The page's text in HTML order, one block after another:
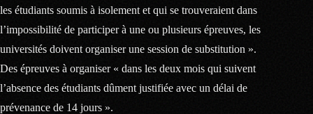
les étudiants soumis à isolement et qui se trouveraient dans
l’impossibilité de participer à une ou plusieurs épreuves, les
universités doivent organiser une session de substitution ».
Des épreuves à organiser « dans les deux mois qui suivent
l’absence des étudiants dûment justifiée avec un délai de
prévenance de 14 jours ».